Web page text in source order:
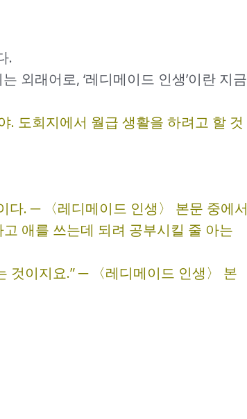
.
외래어로, ‘레디메이드 인생’이란 지금
도회지에서 월급 생활을 하려고 할 것
다. ─ 〈레디메이드 인생〉 본문 중에서
애를 쓰는데 되려 공부시킬 줄 아는
것이지요.” ─ 〈레디메이드 인생〉 본